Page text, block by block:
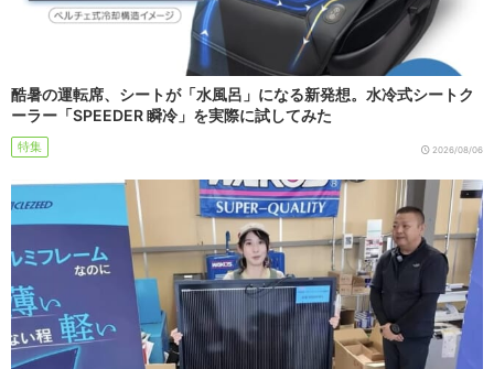
酷暑の運転席、シートが「水風呂」になる新発想。水冷式シートク
ーラー「SPEEDER 瞬冷」を実際に試してみた
特集 2026/08/06